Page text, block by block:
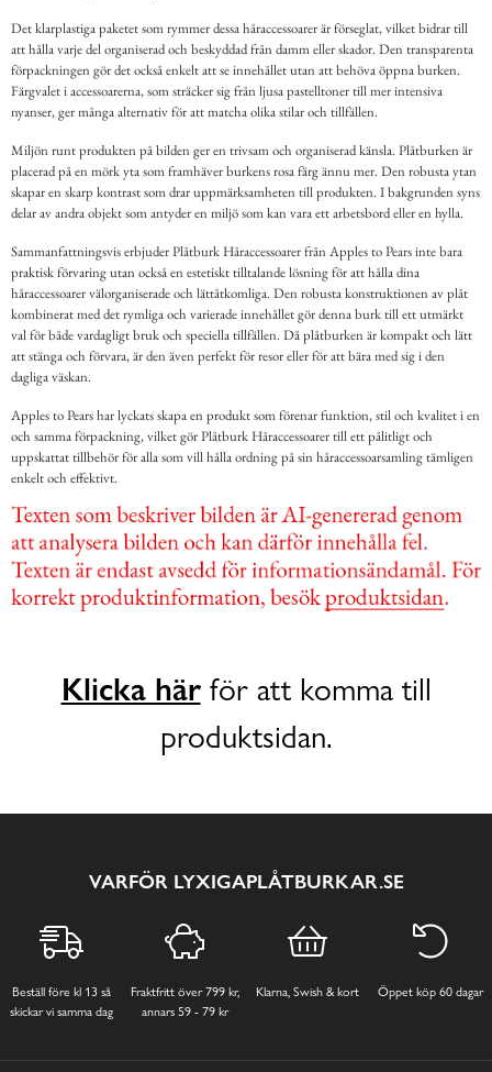
Det klarplastiga paketet som rymmer dessa håraccessoarer är förseglat, vilket bidrar till
att hålla varje del organiserad och beskyddad från damm eller skador. Den transparenta
förpackningen gör det också enkelt att se innehållet utan att behöva öppna burken.
Färgvalet i accessoarerna, som sträcker sig från ljusa pastelltoner till mer intensiva
nyanser, ger många alternativ för att matcha olika stilar och tillfällen.
Miljön runt produkten på bilden ger en trivsam och organiserad känsla. Plåtburken är
placerad på en mörk yta som framhäver burkens rosa färg ännu mer. Den robusta ytan
skapar en skarp kontrast som drar uppmärksamheten till produkten. I bakgrunden syns
delar av andra objekt som antyder en miljö som kan vara ett arbetsbord eller en hylla.
Sammanfattningsvis erbjuder Plåtburk Håraccessoarer från Apples to Pears inte bara
praktisk förvaring utan också en estetiskt tilltalande lösning för att hålla dina
håraccessoarer välorganiserade och lättåtkomliga. Den robusta konstruktionen av plåt
kombinerat med det rymliga och varierade innehållet gör denna burk till ett utmärkt
val för både vardagligt bruk och speciella tillfällen. Då plåtburken är kompakt och lätt
att stänga och förvara, är den även perfekt för resor eller för att bära med sig i den
dagliga väskan.
Apples to Pears har lyckats skapa en produkt som förenar funktion, stil och kvalitet i en
och samma förpackning, vilket gör Plåtburk Håraccessoarer till ett pålitligt och
uppskattat tillbehör för alla som vill hålla ordning på sin håraccessoarsamling tämligen
enkelt och effektivt.
Klicka härför att komma till
produktsidan.
VARFÖR LYXIGAPLÅTBURKAR.SE
Beställ före kl 13 så
skickar vi samma dag
Fraktfritt över 799 kr,
annars 59 - 79 kr
Klarna, Swish & kort Öppet köp 60 dagar